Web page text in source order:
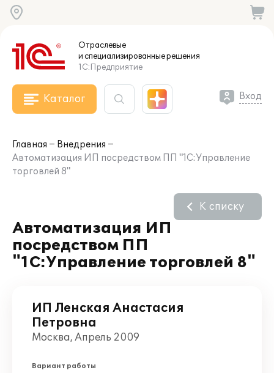
Отраслевые
и специализированныерешения
1С:Предприятие
Каталог Вход
Главная
Внедрения
Автоматизация ИП посредством ПП "1С:Управление
торговлей 8"
Автоматизация ИП
посредством ПП
"1С:Управление торговлей 8"
К списку
ИП Ленская Анастасия
Петровна
Москва, Апрель 2009
Вариант работы